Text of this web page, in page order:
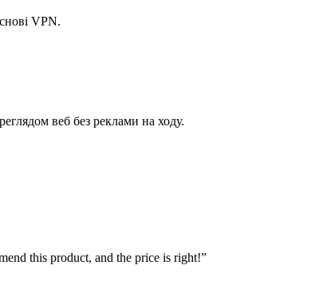
VPN.
веб без реклами на ходу.
this product, and the price is right!”